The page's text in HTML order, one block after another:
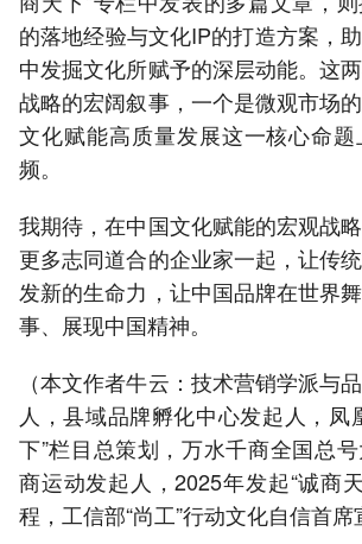
的落地经验与文化IP的打造方案，
中发掘文化所赋予的深层动能。这
战略的宏阔叙事，一个是微观市场
文化赋能高质量发展这一核心命
频。
我期待，在中国文化赋能的宏观战
更多志同道合的企业家一起，让传
发新的生命力，让中国品牌在世界
事、展现中国精神。
（本文作者牛云：技术营销学派与
人，县域品牌孵化中心发起人，凤
下”栏目总策划，万水千商全国总
商运动发起人，2025年发起“诚商
程，工信部“尚工”行动文化自信首席